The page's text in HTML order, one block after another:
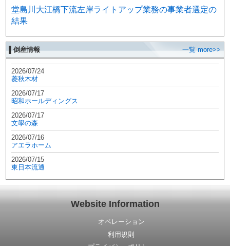
堂島川大江橋下流左岸ライトアップ業務の事業者選定の
結果
▌倒産情報 一覧 more>>
2026/07/24
菱秋木材
2026/07/17
昭和ホールディングス
2026/07/17
文學の森
2026/07/16
アエラホーム
2026/07/15
東日本流通
Website Information
オペレーション
利用規則